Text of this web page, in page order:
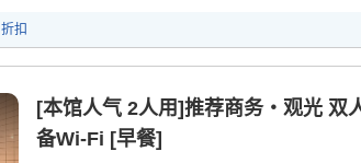
折扣
[本馆人气 2人用]推荐商务・观光
备Wi-Fi [早餐]